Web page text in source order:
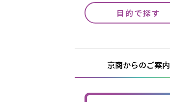
目的で探す
京商からのご案内